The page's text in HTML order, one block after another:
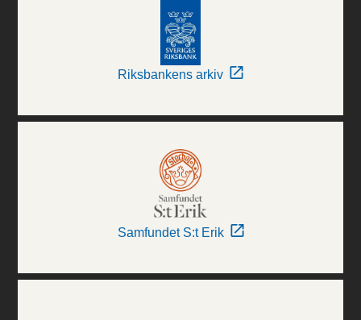
Riksbankens arkiv
Samfundet S:t Erik